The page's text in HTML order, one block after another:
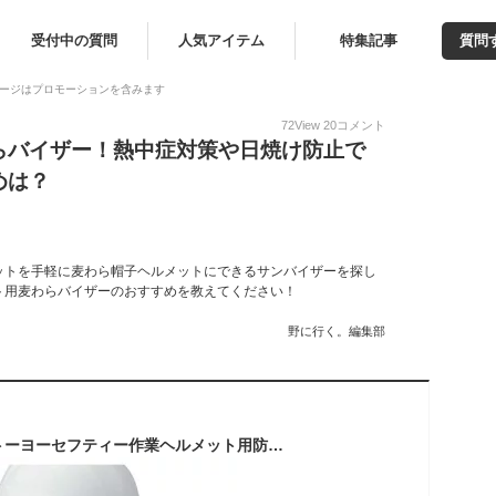
受付中の質問 人気アイテム 特集記事 質問
ジはプロモーションを含みます
72View 20コメント
イザー！熱中症対策や日焼け防止で
？
を手軽に麦わら帽子ヘルメットにできるサンバイザーを探し
麦わらバイザーのおすすめを教えてください！
野に行く。編集部
【納期確認下さい】トーヨーセフティー作業ヘルメット用防暑タレ付麦わらバイザー・防暑ヒサシNo.7072（麦ワラバイザー）【日除け・防暑対策・熱中症対策】たれ